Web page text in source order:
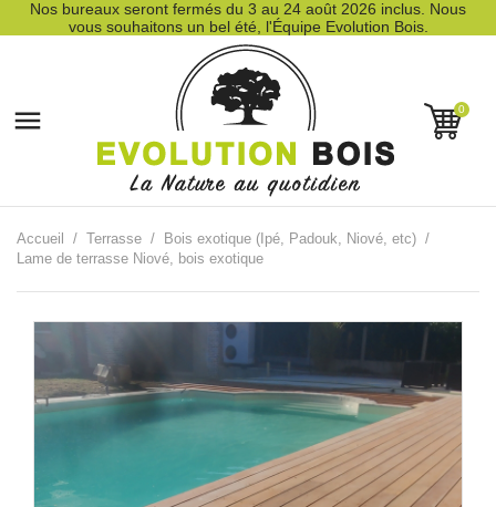
Nos bureaux seront fermés du 3 au 24 août 2026 inclus. Nous
vous souhaitons un bel été, l'Équipe Evolution Bois.
 0
Accueil Terrasse
Bois exotique (Ipé, Padouk, Niové, etc)
Lame de terrasse Niové, bois exotique